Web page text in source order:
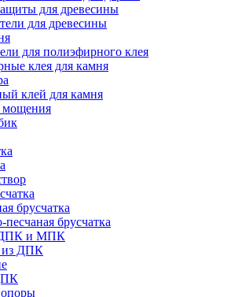
для древесины
для древесины
для полиэфирного клея
клея для камня
клей для камня
мощения
брусчатка
брусчатка
ДПК и МПК
из ДПК